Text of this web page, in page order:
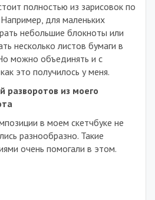
полностью из зарисовок по
для маленьких
небольшие блокноты или
несколько листов бумаги в
можно объединять и с
это получилось у меня.
разворотов из моего
в моем скетчбуке не
разнообразно. Такие
очень помогали в этом.